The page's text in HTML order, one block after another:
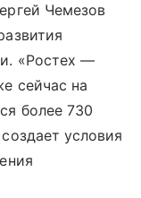
Чемезов
«Ростех —
сейчас на
более 730
условия